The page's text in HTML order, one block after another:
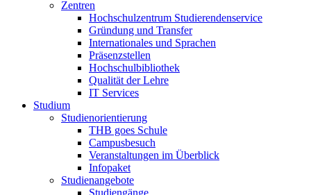
Zentren
Hochschulzentrum Studierendenservice
Gründung und Transfer
Internationales und Sprachen
Präsenzstellen
Hochschulbibliothek
Qualität der Lehre
IT Services
Studium
Studienorientierung
THB goes Schule
Campusbesuch
Veranstaltungen im Überblick
Infopaket
Studienangebote
Studiengänge